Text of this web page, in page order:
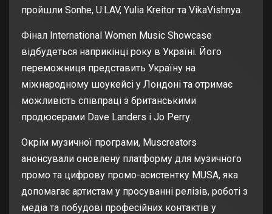
пройшли Sonhe, U:LAV, Yulia Kreitor та VikaVishnya.
Фінал International Women Music Showcase
відбудеться наприкінці року в Україні. Його
переможниця представить Україну на
міжнародному шоукейсі у Лондоні та отримає
можливість співпраці з британськими
продюсерами Dave Landers і Jo Perry.
Окрім музичної програми, Muscreators
анонсували оновлену платформу для музичного
промо та цифрову промо-асистентку MUSA, яка
допомагає артистам у просуванні релізів, роботі з
медіа та побудові професійних контактів у